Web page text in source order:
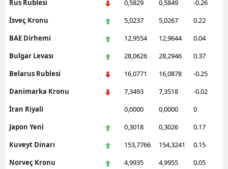
Rus Rublesi
0,5829 0,5849
-0.26
İsveç Kronu
5,0237 5,0267
0.22
BAE Dirhemi
12,9554 12,9644
0.04
Bulgar Levası
28,0626 28,2946
0.37
Belarus Rublesi
16,0771 16,0878
-0.25
Danimarka Kronu
7,3493 7,3518
-0.02
İran Riyali
0,0000 0,0000
0
Japon Yeni
0,3018 0,3026
0.17
Kuveyt Dinarı
153,7766 154,3241
0.15
Norveç Kronu
4,9935 4,9955
0.05